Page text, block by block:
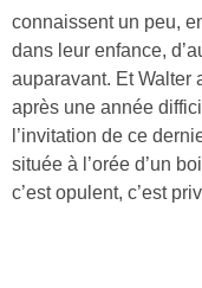
connaissent un peu,
dans leur enfance,
auparavant. Et
après une année
l’invitation de ce
située à l’orée d’un
c’est opulent, c’est